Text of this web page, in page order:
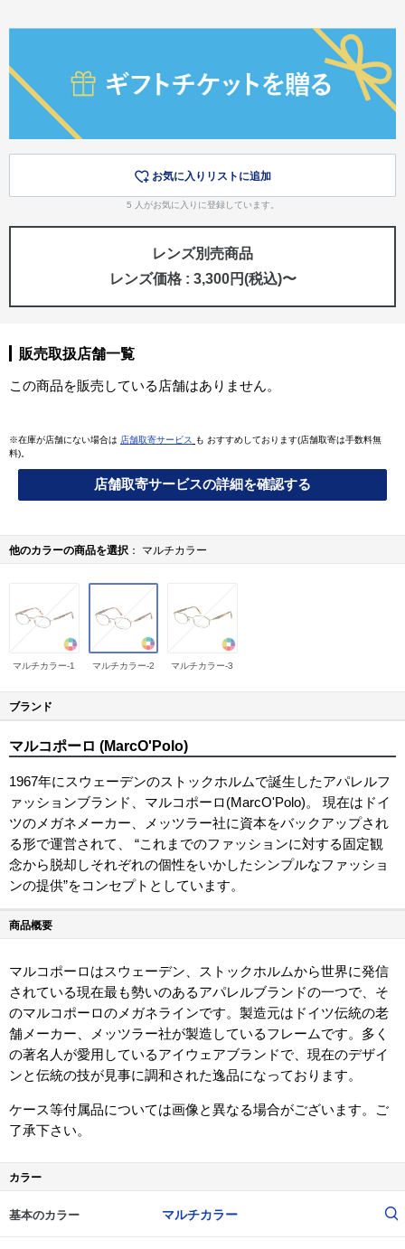
お気に入りリストに追加
5 人がお気に入りに登録しています。
レンズ別売商品
レンズ価格 : 3,300円(税込)〜
販売取扱店舗一覧
この商品を販売している店舗はありません。
※在庫が店舗にない場合は 店舗取寄サービス
も おすすめしております(店舗取寄は手数料無
料)。
店舗取寄サービスの詳細を確認する
他のカラーの商品を選択 マルチカラー
マルチカラー-1 マルチカラー-2 マルチカラー-3
ブランド
マルコポーロ (MarcO'Polo)
1967年にスウェーデンのストックホルムで誕生したアパレルフ
ァッションブランド、マルコポーロ(MarcO'Polo)。 現在はドイ
ツのメガネメーカー、メッツラー社に資本をバックアップされ
る形で運営されて、 “これまでのファッションに対する固定観
念から脱却しそれぞれの個性をいかしたシンプルなファッショ
ンの提供”をコンセプトとしています。
商品概要
マルコポーロはスウェーデン、ストックホルムから世界に発信
されている現在最も勢いのあるアパレルブランドの一つで、そ
のマルコポーロのメガネラインです。製造元はドイツ伝統の老
舗メーカー、メッツラー社が製造しているフレームです。多く
の著名人が愛用しているアイウェアブランドで、現在のデザイ
ンと伝統の技が見事に調和された逸品になっております。
ケース等付属品については画像と異なる場合がございます。ご
了承下さい。
カラー
基本のカラー マルチカラー